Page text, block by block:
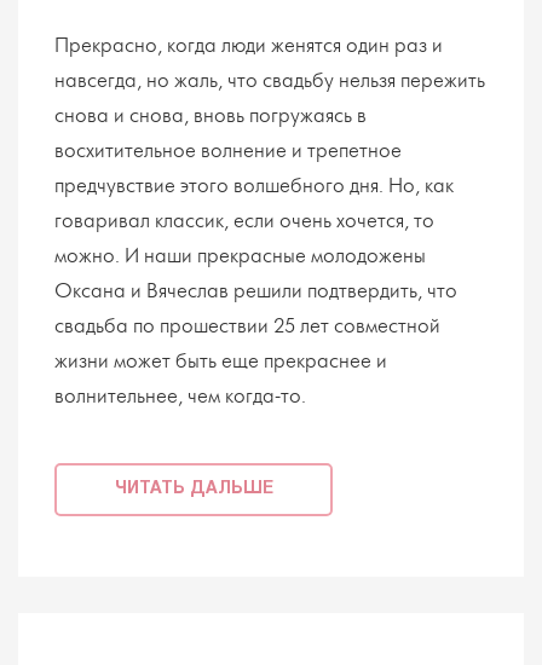
Прекрасно, когда люди женятся один раз и
навсегда, но жаль, что свадьбу нельзя пережить
снова и снова, вновь погружаясь в
восхитительное волнение и трепетное
предчувствие этого волшебного дня. Но, как
говаривал классик, если очень хочется, то
можно. И наши прекрасные молодожены
Оксана и Вячеслав решили подтвердить, что
свадьба по прошествии 25 лет совместной
жизни может быть еще прекраснее и
волнительнее, чем когда-то.
ЧИТАТЬ ДАЛЬШЕ